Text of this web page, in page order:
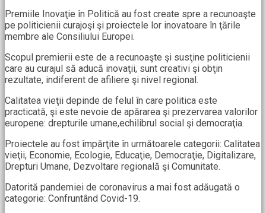
Premiile Inovaţie în Politică au fost create spre a recunoaşte
pe politicienii curajoşi şi proiectele lor inovatoare în ţările
membre ale Consiliului Europei.
Scopul premierii este de a recunoaşte şi susţine politicienii
care au curajul să aducă inovaţii, sunt creativi şi obţin
rezultate, indiferent de afiliere şi nivel regional.
Calitatea vieţii depinde de felul în care politica este
practicată, şi este nevoie de apărarea şi prezervarea valorilor
europene: drepturile umane,echilibrul social şi democraţia.
Proiectele au fost împărţite în următoarele categorii: Calitatea
vieţii, Economie, Ecologie, Educaţie, Democraţie, Digitalizare,
Drepturi Umane, Dezvoltare regională şi Comunitate.
Datorită pandemiei de coronavirus a mai fost adăugată o
categorie: Confruntând Covid-19.